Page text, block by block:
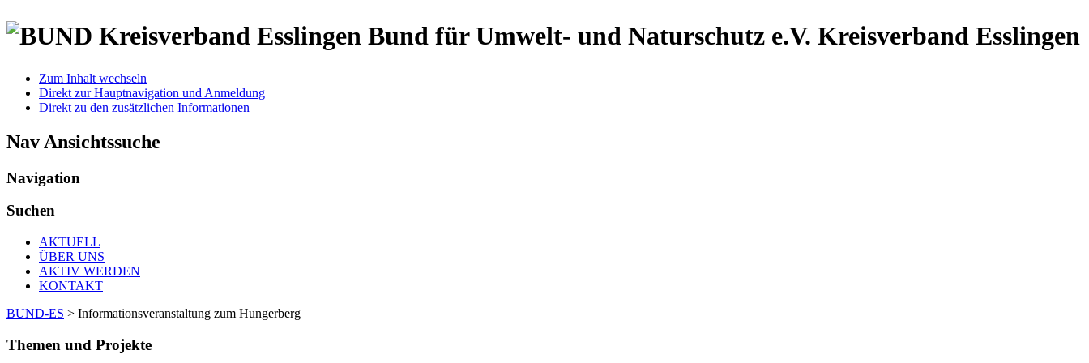
Bund für Umwelt- und Naturschutz e.V. Kreisverband Esslingen
Zum Inhalt wechseln
Direkt zur Hauptnavigation und Anmeldung
Direkt zu den zusätzlichen Informationen
Nav Ansichtssuche
Navigation
Suchen
AKTUELL
ÜBER UNS
AKTIV WERDEN
KONTAKT
BUND-ES > Informationsveranstaltung zum Hungerberg
Themen und Projekte